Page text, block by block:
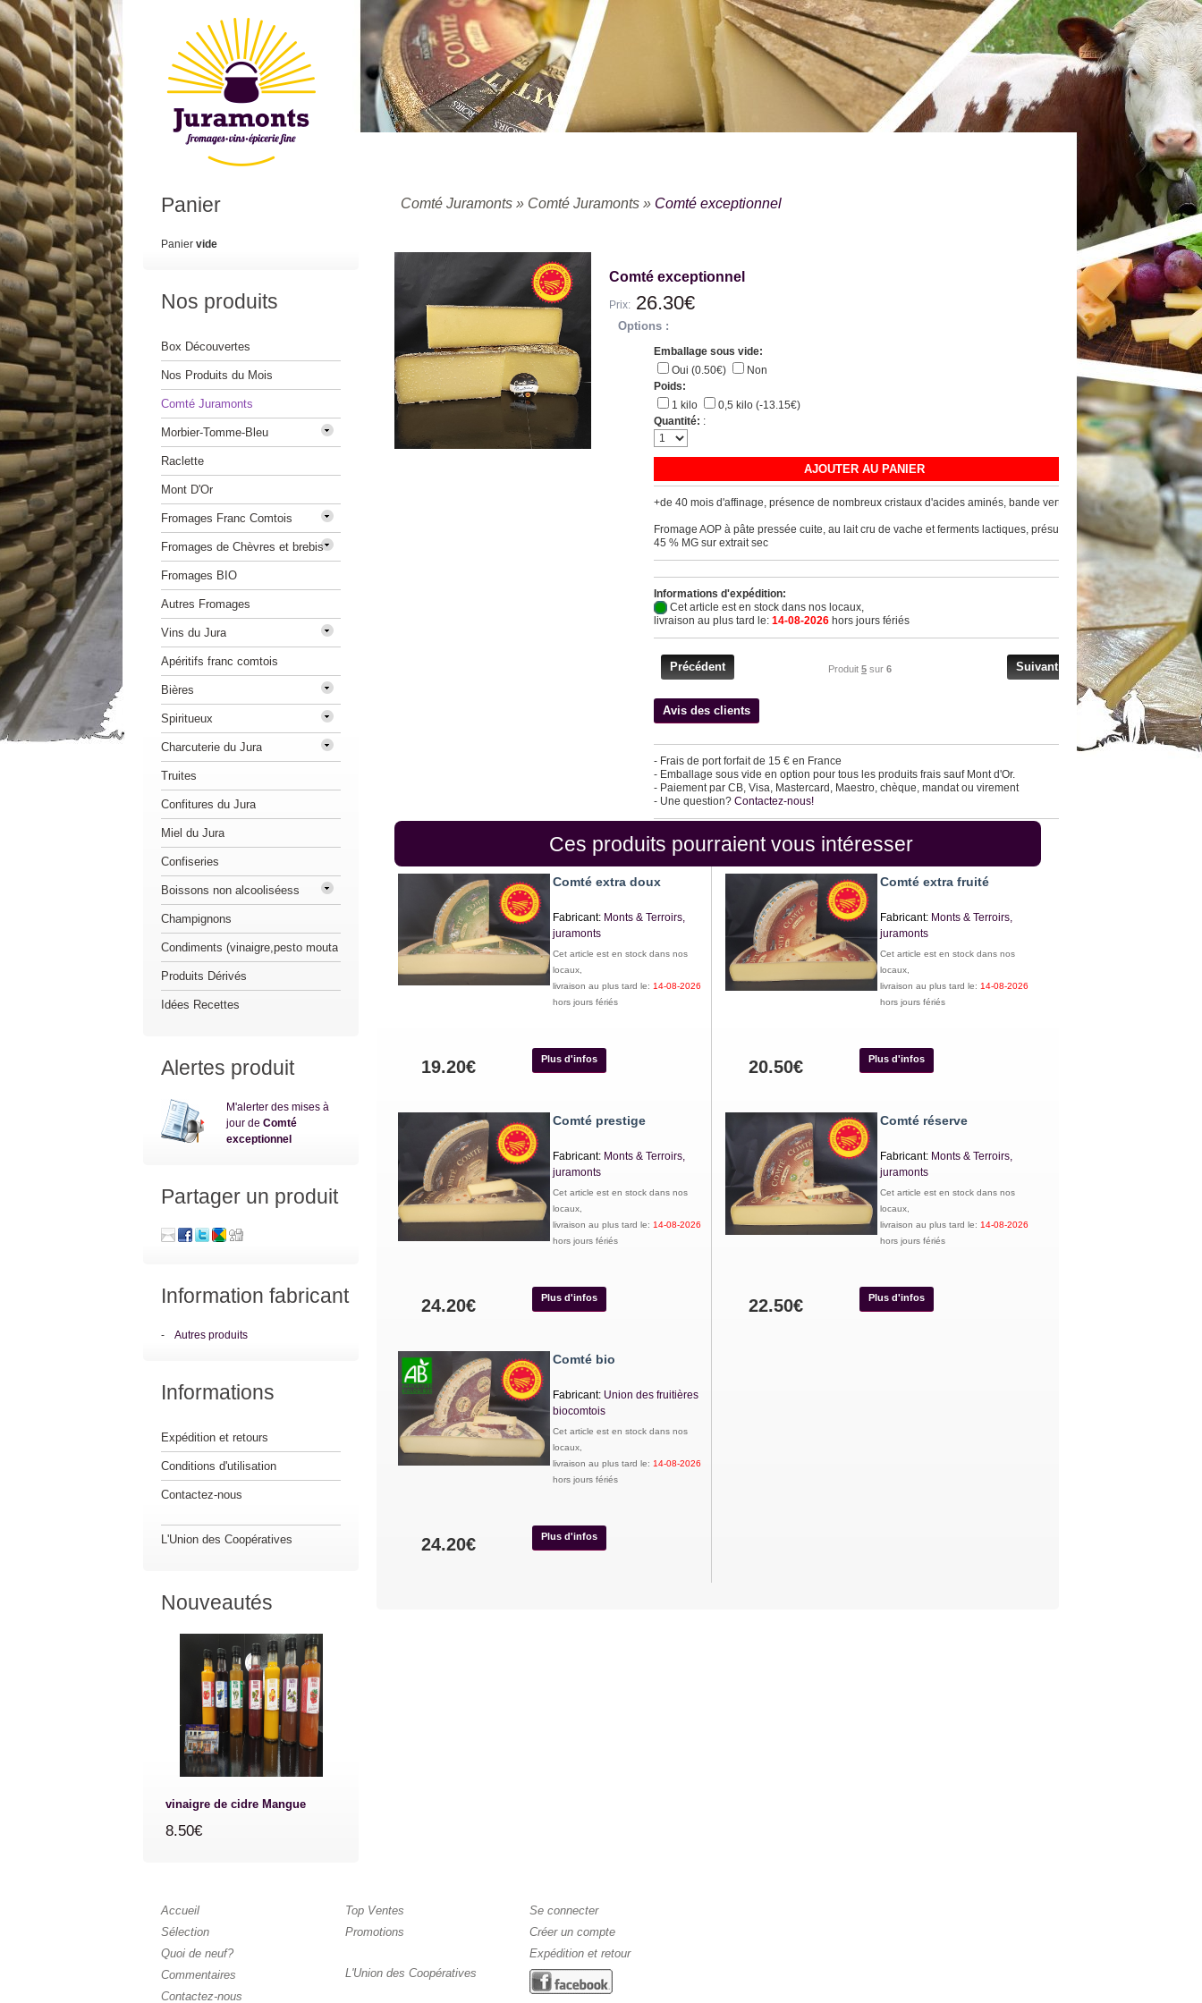
Comté Juramonts » Comté Juramonts » Comté exceptionnel
Comté exceptionnel
Prix: 26.30€
Options :
Emballage sous vide:
Oui (0.50€)
Non
Poids:
1 kilo
0,5 kilo (-13.15€)
Quantité: :
AJOUTER AU PANIER
+de 40 mois d'affinage, présence de nombreux cristaux d'acides aminés, bande verte
Fromage AOP à pâte pressée cuite, au lait cru de vache et ferments lactiques, présure
45 % MG sur extrait sec
Informations d'expédition:
Cet article est en stock dans nos locaux,
livraison au plus tard le: 14-08-2026 hors jours fériés
Précédent Suivant
Produit 5 sur 6
Avis des clients
- Frais de port forfait de 15 € en France
- Emballage sous vide en option pour tous les produits frais sauf Mont d'Or.
- Paiement par CB, Visa, Mastercard, Maestro, chèque, mandat ou virement
- Une question? Contactez-nous!
Ces produits pourraient vous intéresser
Comté extra doux
Fabricant: Monts & Terroirs,
juramonts
Cet article est en stock dans nos
locaux,
livraison au plus tard le: 14-08-2026
hors jours fériés
19.20€ Plus d'infos
Comté extra fruité
Fabricant: Monts & Terroirs,
juramonts
Cet article est en stock dans nos
locaux,
livraison au plus tard le: 14-08-2026
hors jours fériés
20.50€ Plus d'infos
Comté prestige
Fabricant: Monts & Terroirs,
juramonts
Cet article est en stock dans nos
locaux,
livraison au plus tard le: 14-08-2026
hors jours fériés
24.20€ Plus d'infos
Comté réserve
Fabricant: Monts & Terroirs,
juramonts
Cet article est en stock dans nos
locaux,
livraison au plus tard le: 14-08-2026
hors jours fériés
22.50€ Plus d'infos
Comté bio
Fabricant: Union des fruitières
biocomtois
Cet article est en stock dans nos
locaux,
livraison au plus tard le: 14-08-2026
hors jours fériés
24.20€ Plus d'infos
Panier
Panier vide
Nos produits
Box Découvertes
Nos Produits du Mois
Comté Juramonts
Morbier-Tomme-Bleu
Raclette
Mont D'Or
Fromages Franc Comtois
Fromages de Chèvres et brebis
Fromages BIO
Autres Fromages
Vins du Jura
Apéritifs franc comtois
Bières
Spiritueux
Charcuterie du Jura
Truites
Confitures du Jura
Miel du Jura
Confiseries
Boissons non alcooliséess
Champignons
Condiments (vinaigre,pesto mouta
Produits Dérivés
Idées Recettes
Alertes produit
M'alerter des mises à
jour de Comté
exceptionnel
Partager un produit
Information fabricant
- Autres produits
Informations
Expédition et retours
Conditions d'utilisation
Contactez-nous
L'Union des Coopératives
Nouveautés
vinaigre de cidre Mangue
8.50€
Accueil
Sélection
Quoi de neuf?
Commentaires
Contactez-nous
Top Ventes
Promotions
L'Union des Coopératives
Se connecter
Créer un compte
Expédition et retour